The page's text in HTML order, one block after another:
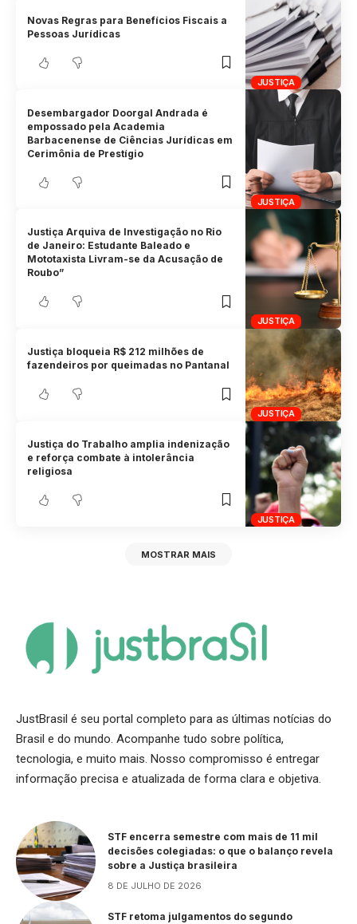
JUSTIÇA
Novas Regras para Benefícios Fiscais a
Pessoas Jurídicas
JUSTIÇA
Desembargador Doorgal Andrada é
empossado pela Academia
Barbacenense de Ciências Jurídicas em
Cerimônia de Prestígio
JUSTIÇA
Justiça Arquiva de Investigação no Rio
de Janeiro: Estudante Baleado e
Mototaxista Livram-se da Acusação de
Roubo”
JUSTIÇA
Justiça bloqueia R$ 212 milhões de
fazendeiros por queimadas no Pantanal
JUSTIÇA
Justiça do Trabalho amplia indenização
e reforça combate à intolerância
religiosa
MOSTRAR MAIS
JustBrasil é seu portal completo para as últimas notícias do
Brasil e do mundo. Acompanhe tudo sobre política,
tecnologia, e muito mais. Nosso compromisso é entregar
informação precisa e atualizada de forma clara e objetiva.
STF encerra semestre com mais de 11 mil
decisões colegiadas: o que o balanço revela
sobre a Justiça brasileira
8 DE JULHO DE 2026
STF retoma julgamentos do segundo